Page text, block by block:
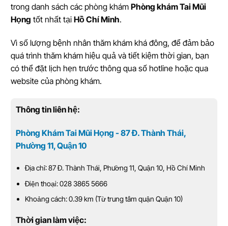
trong danh sách các phòng khám Phòng khám Tai Mũi
Họng tốt nhất tại Hồ Chí Minh.
Vì số lượng bệnh nhân thăm khám khá đông, để đảm bảo
quá trình thăm khám hiệu quả và tiết kiệm thời gian, bạn
có thể đặt lịch hẹn trước thông qua số hotline hoặc qua
website của phòng khám.
Thông tin liên hệ:
Phòng Khám Tai Mũi Họng - 87 Đ. Thành Thái,
Phường 11, Quận 10
Địa chỉ: 87 Đ. Thành Thái, Phường 11, Quận 10, Hồ Chí Minh
Điện thoại: 028 3865 5666
Khoảng cách: 0.39 km (Từ trung tâm quận Quận 10)
Thời gian làm việc: